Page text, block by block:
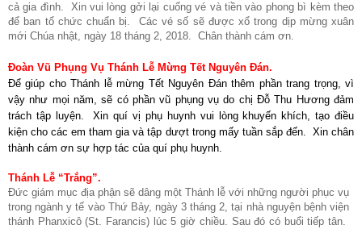
cả gia đình. Xin vui lòng gởi lại cuống vé và tiền vào phong bì kèm theo
để ban tổ chức chuẩn bị. Các vé số sẽ được xổ trong dịp mừng xuân
mới Chúa nhật, ngày 18 tháng 2, 2018. Chân thành cám ơn.
Đoàn Vũ Phụng Vụ Thánh Lễ Mừng Tết Nguyên Đán.
Để giúp cho Thánh lễ mừng Tết Nguyên Đán thêm phần trang trọng, vì
vậy như mọi năm, sẽ có phần vũ phụng vụ do chị Đỗ Thu Hương đảm
trách tập luyện. Xin quí vị phụ huynh vui lòng khuyến khích, tạo điều
kiện cho các em tham gia và tập dượt trong mấy tuần sắp đến. Xin chân
thành cám ơn sự hợp tác của quí phụ huynh.
Thánh Lễ “Trắng”.
Đức giám mục địa phận sẽ dâng một Thánh lễ với những người phục vụ
trong ngành y tế vào Thứ Bảy, ngày 3 tháng 2, tại nhà nguyện bệnh viện
thánh Phanxicô (St. Farancis) lúc 5 giờ chiều. Sau đó có buổi tiếp tân.